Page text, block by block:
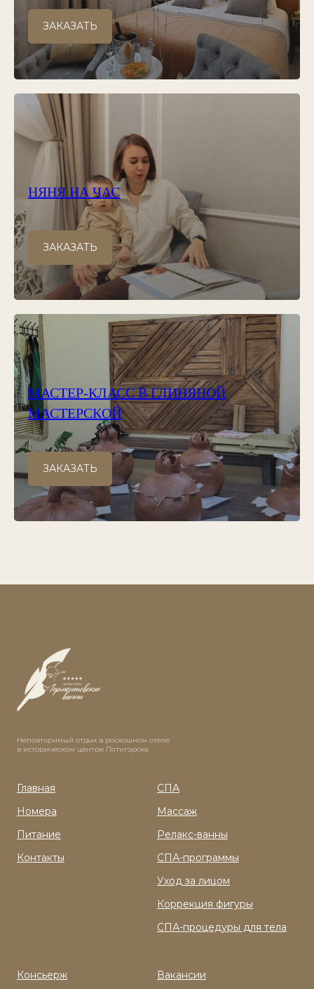
ЗАКАЗАТЬ
НЯНЯ НА ЧАС
ЗАКАЗАТЬ
МАСТЕР-КЛАСС В ГЛИНЯНОЙ
МАСТЕРСКОЙ
ЗАКАЗАТЬ
Неповторимый отдых в роскошном отеле
в историческом центре Пятигорска
Главная
Номера
Питание
Контакты
СПА
Массаж
Релакс-ванны
СПА-программы
Уход за лицом
Коррекция фигуры
СПА-процедуры для тела
Консьерж Вакансии